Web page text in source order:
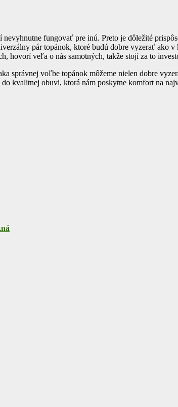
fungovať pre inú. Preto je dôležité
pár topánok, ktoré budú dobre vyzerať ako
hovorí veľa o nás samotných, takže stojí za to
správnej voľbe topánok môžeme nielen dobre
kvalitnej obuvi, ktorá nám poskytne komfort na